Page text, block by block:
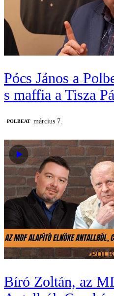
Pócs János a
s maffia a Tisza
‎POLBEAT március 7.
Bíró Zoltán, az